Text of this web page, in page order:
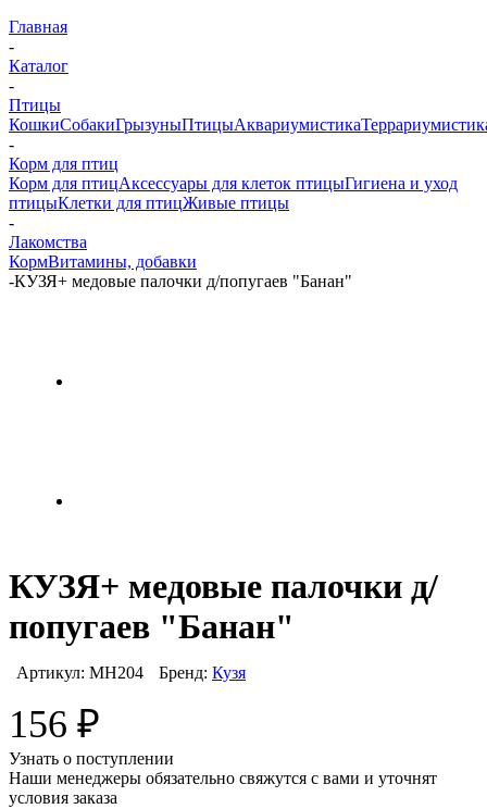
Главная
-
Каталог
-
Птицы
КошкиСобакиГрызуныПтицыАквариумистика
-
Корм для птиц
Корм для птицАксессуары для клеток птицыГигиена и уход
птицыКлетки для птицЖивые птицы
-
Лакомства
КормВитамины, добавки
-КУЗЯ+ медовые палочки д/попугаев "Банан"
КУЗЯ+ медовые палочки д/
попугаев "Банан"
Артикул: МН204 Бренд: Кузя
156 ₽
Узнать о поступлении
Наши менеджеры обязательно свяжутся с вами и уточнят
условия заказа